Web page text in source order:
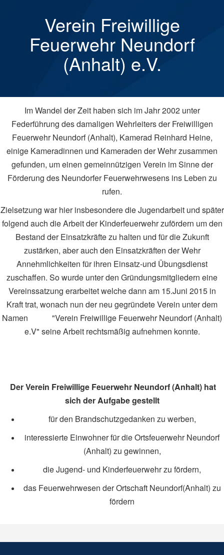
Verein Freiwillige
Feuerwehr Neundorf
(Anhalt) e.V.
Im Wandel der Zeit haben sich im Jahr 2002 unter
Federführung des damaligen Wehrleiters der Freiwilligen
Feuerwehr Neundorf (Anhalt), Kamerad Reinhard Heine,
einige Kameradinnen und Kameraden der Wehr zusammen
gefunden, um einen gemeinnützigen Verein im Sinne der
Förderung des Neundorfer Feuerwehrwesens ins Leben zu
rufen.
Zielsetzung war hier insbesondere die Jugendarbeit und später
folgend auch die Arbeit der Kinderfeuerwehr zufördern um den
Bestand der Einsatzkräfte zu halten und für die Zukunft
zustärken, aber auch den Einsatzkräften der Wehr
Annehmlichkeiten für ihren Einsatz-und Übungsdienst
zuschaffen. So wurde unter den Gründungsmitgliedern eine
Vereinssatzung erarbeitet welche dann am 15.Juni 2015 in
Kraft trat, wonach nun der neu gegründete Verein unter dem
Namen "Verein Freiwillige Feuerwehr Neundorf (Anhalt)
e.V" seine Arbeit rechtsmäßig aufnehmen konnte.
Der Verein Freiwillige Feuerwehr Neundorf (Anhalt) hat
sich der Aufgabe gestellt
für den Brandschutzgedanken zu werben,
interessierte Einwohner für die Ortsfeuerwehr Neundorf
(Anhalt) zu gewinnen,
die Jugend- und Kinderfeuerwehr zu fördern,
das Feuerwehrwesen der Ortschaft Neundorf(Anhalt) zu
fördern